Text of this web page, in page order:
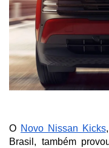
O Novo Nissan Kicks
Brasil, também